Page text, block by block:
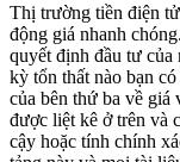
Precious
Trade Gold &
Thị trường tiền điện
động giá nhanh
quyết định đầu tư
kỳ tổn thất nào bạn
của bên thứ ba về giá
được liệt kê ở trên và
cậy hoặc tính chính